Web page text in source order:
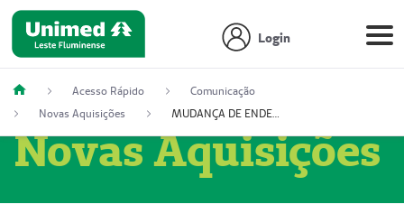
Login
Acesso Rápido
Comunicação
Novas Aquisições
MUDANÇA DE ENDEREÇO - DIAGITAB SERVIÇOS MÉDICOS LTDA (54003267-5)
Novas Aquisições